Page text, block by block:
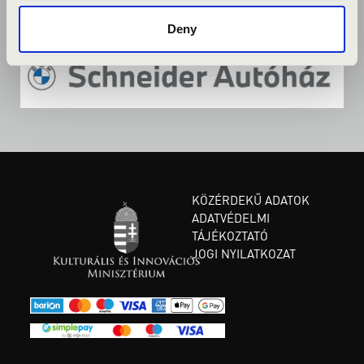
Deny
KÖZÉRDEKŰ ADATOK
ADATVÉDELMI
TÁJÉKOZTATÓ
JOGI NYILATKOZAT